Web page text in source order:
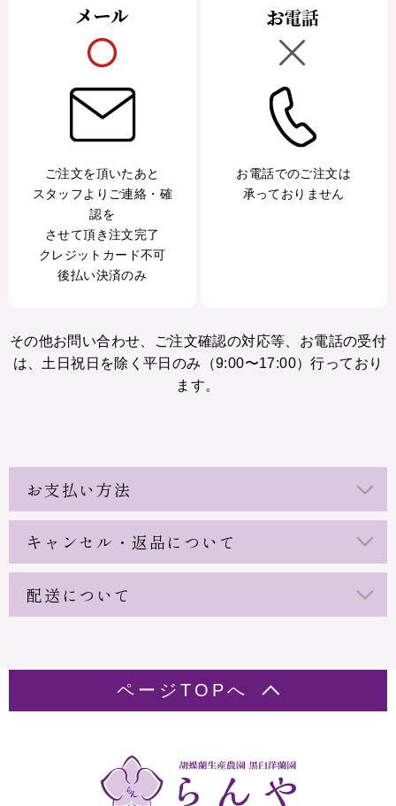
ご注文を頂いたあと
スタッフよりご連絡・確
認を
させて頂き注文完了
クレジットカード不可
後払い決済のみ
お電話でのご注文は
承っておりません
その他お問い合わせ、ご注文確認の対応等、お電話の受付
は、土日祝日を除く平日のみ（9:00〜17:00）行っており
ます。
お支払い方法
キャンセル・返品について
配送について
ページTOPへ